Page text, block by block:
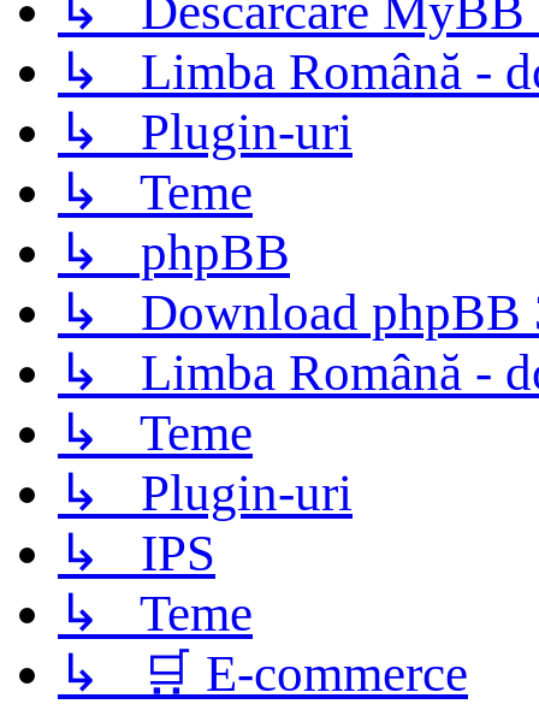
↳ Descarcare MyBB
↳ Limba Română -
↳ Plugin-uri
↳ Teme
↳ phpBB
↳ Download phpBB
↳ Limba Română -
↳ Teme
↳ Plugin-uri
↳ IPS
↳ Teme
↳ 🛒 E-commerce